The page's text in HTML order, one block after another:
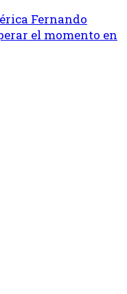
Fernando
el momento en